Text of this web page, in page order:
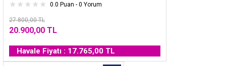
0.0 Puan - 0 Yorum
27.800,00 TL
20.900,00 TL
Havale Fiyatı : 17.765,00 TL